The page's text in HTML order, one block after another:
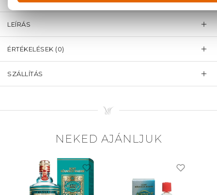
LEÍRÁS
ÉRTÉKELÉSEK (0)
SZÁLLÍTÁS
NEKED AJÁNLJUK